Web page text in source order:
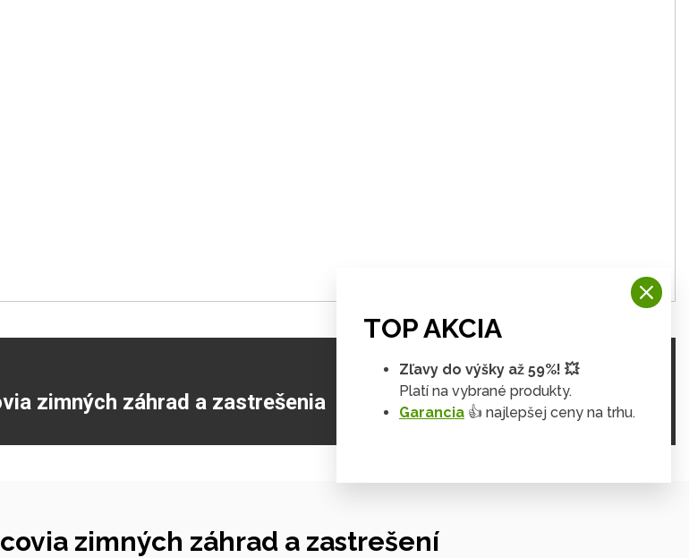
zimných záhrad a zastrešenia ZJISTIŤ VIAC
zimných záhrad a zastrešení
TOP AKCIA
Zľavy do výšky až 59%! 💥
Platí na vybrané produkty.
Garancia 👍 najlepšej ceny na trhu.